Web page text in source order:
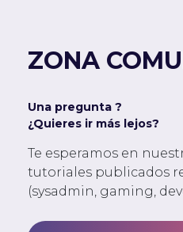
ZONA
Una pregunta ?
¿Quieres ir más lejos?
Te esperamos en
tutoriales publicados
(sysadmin, gaming,